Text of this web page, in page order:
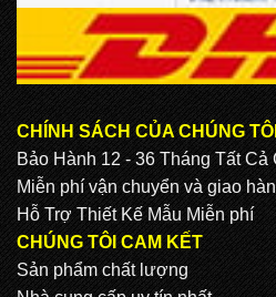
CHÍNH SÁCH CỦA CHÚNG TÔI
Bảo Hành 12 - 36 Tháng Tất Cả
Miễn phí vận chuyển và giao
Hỗ Trợ Thiết Kế Mẫu Miễn phí
CHÚNG TÔI CAM KẾT
Sản phẩm chất lượng